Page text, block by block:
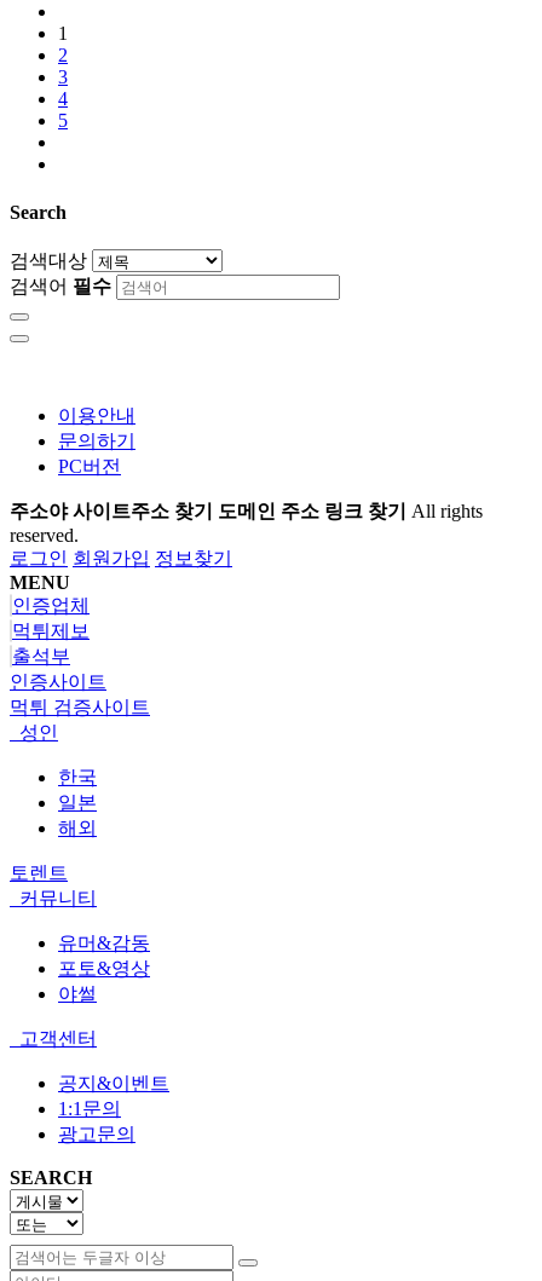
1
2
3
4
5
Search
검색대상
검색어 필수
이용안내
문의하기
PC버전
주소야 사이트주소 찾기 도메인 주소 링크 찾기 All rights
reserved.
로그인 회원가입 정보찾기
MENU
인증업체
먹튀제보
출석부
인증사이트
먹튀 검증사이트
성인
한국
일본
해외
토렌트
커뮤니티
유머&감동
포토&영상
야썰
고객센터
공지&이벤트
1:1문의
광고문의
SEARCH